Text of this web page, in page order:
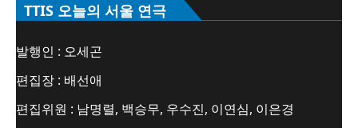
TTIS 오늘의 서울 연극
발행인 : 오세곤
편집장 : 배선애
편집위원 : 남명렬, 백승무, 우수진, 이연심, 이은경